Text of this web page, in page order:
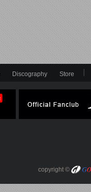
Discography Store
copyright ©